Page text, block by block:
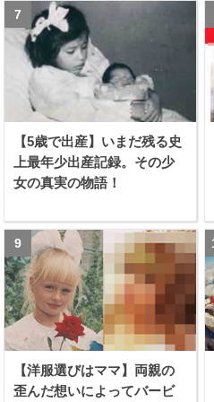
【5歳で出産】いまだ残る史
上最年少出産記録。その少
女の真実の物語！
【洋服選びはママ】両親の
歪んだ想いによってバービ